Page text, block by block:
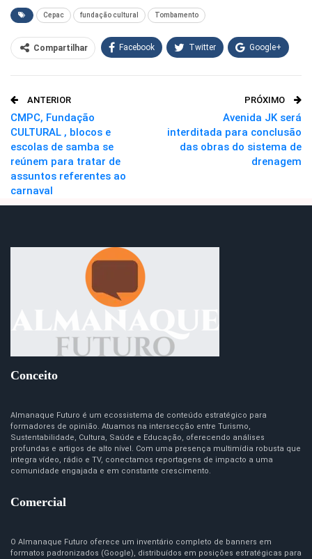
Cepac fundação cultural Tombamento
Compartilhar Facebook Twitter Google+
O email
ANTERIOR
CMPC, Fundação
CULTURAL , blocos e
escolas de samba se
reúnem para tratar de
assuntos referentes ao
carnaval
PRÓXIMO
Avenida JK será
interditada para conclusão
das obras do sistema de
drenagem
Conceito
Almanaque Futuro é um ecossistema de conteúdo estratégico para
formadores de opinião. Atuamos na intersecção entre Turismo,
Sustentabilidade, Cultura, Saúde e Educação, oferecendo análises
profundas e artigos de alto nível. Com uma presença multimídia robusta que
integra vídeo, rádio e TV, conectamos reportagens de impacto a uma
comunidade engajada e em constante crescimento.
Comercial
O Almanaque Futuro oferece um inventário completo de banners em
formatos padronizados (Google), distribuídos em posições estratégicas para